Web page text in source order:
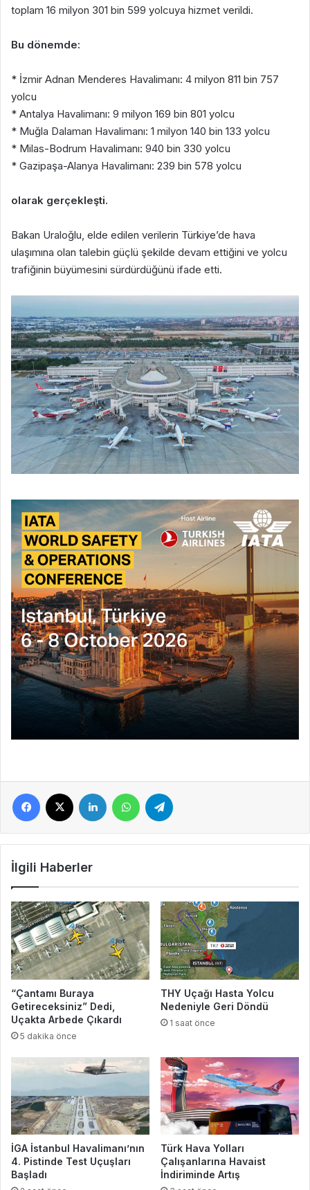
toplam 16 milyon 301 bin 599 yolcuya hizmet verildi.
Bu dönemde:
* İzmir Adnan Menderes Havalimanı: 4 milyon 811 bin 757
yolcu
* Antalya Havalimanı: 9 milyon 169 bin 801 yolcu
* Muğla Dalaman Havalimanı: 1 milyon 140 bin 133 yolcu
* Milas-Bodrum Havalimanı: 940 bin 330 yolcu
* Gazipaşa-Alanya Havalimanı: 239 bin 578 yolcu
olarak gerçekleşti.
Bakan Uraloğlu, elde edilen verilerin Türkiye’de hava
ulaşımına olan talebin güçlü şekilde devam ettiğini ve yolcu
trafiğinin büyümesini sürdürdüğünü ifade etti.
Facebook LinkedIn WhatsApp
İlgili Haberler
“Çantamı Buraya
Getireceksiniz” Dedi,
Uçakta Arbede Çıkardı
5 dakika önce
THY Uçağı Hasta Yolcu
Nedeniyle Geri Döndü
1 saat önce
İGA İstanbul Havalimanı’nın
4. Pistinde Test Uçuşları
Başladı
Türk Hava Yolları
Çalışanlarına Havaist
İndiriminde Artış